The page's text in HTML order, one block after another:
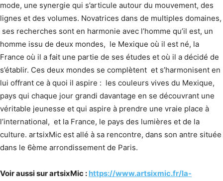
mode, une synergie qui s’articule autour du mouvement, des
lignes et des volumes. Novatrices dans de multiples domaines,
ses recherches sont en harmonie avec l’homme qu’il est, un
homme issu de deux mondes, le Mexique où il est né, la
France où il a fait une partie de ses études et où il a décidé de
s’établir. Ces deux mondes se complètent et s’harmonisent en
lui offrant ce à quoi il aspire : les couleurs vives du Mexique,
pays qui chaque jour grandi davantage en se découvrant une
véritable jeunesse et qui aspire à prendre une vraie place à
l’international, et la France, le pays des lumières et de la
culture. artsixMic est allé à sa rencontre, dans son antre située
dans le 6ème arrondissement de Paris.
Voir aussi sur artsixMic : https://www.artsixmic.fr/la-